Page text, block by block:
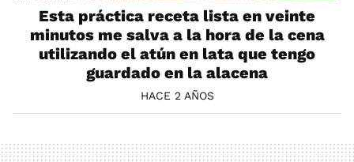
Esta práctica receta lista en veinte
minutos me salva a la hora de la cena
utilizando el atún en lata que tengo
guardado en la alacena
HACE 2 AÑOS